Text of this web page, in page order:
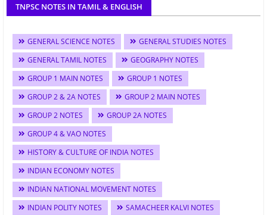
TNPSC NOTES IN TAMIL & ENGLISH
GENERAL SCIENCE NOTES
GENERAL STUDIES NOTES
GENERAL TAMIL NOTES
GEOGRAPHY NOTES
GROUP 1 MAIN NOTES
GROUP 1 NOTES
GROUP 2 & 2A NOTES
GROUP 2 MAIN NOTES
GROUP 2 NOTES
GROUP 2A NOTES
GROUP 4 & VAO NOTES
HISTORY & CULTURE OF INDIA NOTES
INDIAN ECONOMY NOTES
INDIAN NATIONAL MOVEMENT NOTES
INDIAN POLITY NOTES
SAMACHEER KALVI NOTES